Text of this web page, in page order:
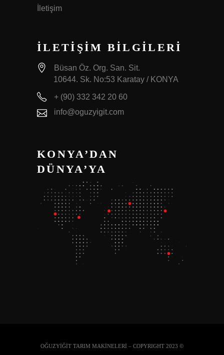
İletişim
İLETİŞİM BİLGİLERİ
Büsan Öz. Org. San. Sit.
10644. Sk. No:53 Karatay / KONYA
+ (90) 332 342 20 60
info@oguzyigit.com
KONYA’DAN
DÜNYA’YA
OĞUZYİĞİT TARIM MAKİNELERİ – COPYRIGHT 2023 ©